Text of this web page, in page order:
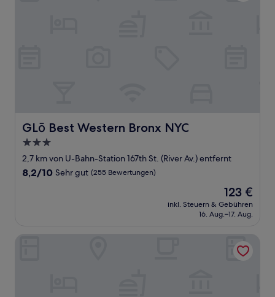
GLō Best Western Bronx NYC
GLō Best Western Bronx NYC
3.0-
Sterne-
Unterkunft
2,7 km von U-Bahn-Station 167th St. (River Av.) entfernt
8.2
Bewertungen)
8,2/10 Sehr gut (255 Bewertungen)
Der
Preis
beträgt
123 €
inkl. Steuern & Gebühren
16. Aug.–17. Aug.